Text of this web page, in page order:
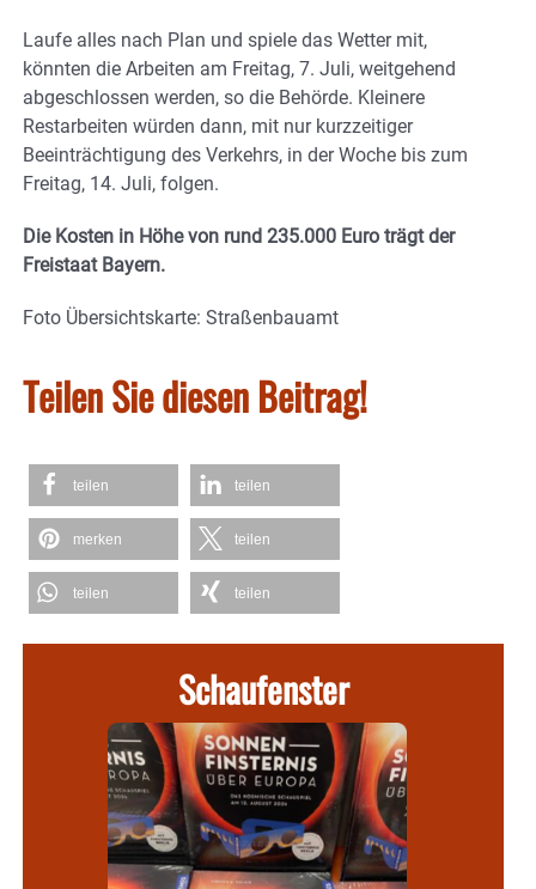
Laufe alles nach Plan und spiele das Wetter mit,
könnten die Arbeiten am Freitag, 7. Juli, weitgehend
abgeschlossen werden, so die Behörde. Kleinere
Restarbeiten würden dann, mit nur kurzzeitiger
Beeinträchtigung des Verkehrs, in der Woche bis zum
Freitag, 14. Juli, folgen.
Die Kosten in Höhe von rund 235.000 Euro trägt der
Freistaat Bayern.
Foto Übersichtskarte: Straßenbauamt
Teilen Sie diesen Beitrag!
teilen teilen
merken teilen
teilen teilen
Schaufenster